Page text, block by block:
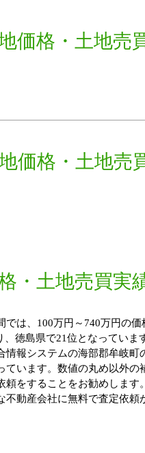
価格・土地売
価格・土地売
・土地売買実
は、100万円～740万円の価
徳島県で21位となっていま
報システムの海部郡牟岐町
います。数値の丸め以外の
をすることをお勧めします。
動産会社に無料で査定依